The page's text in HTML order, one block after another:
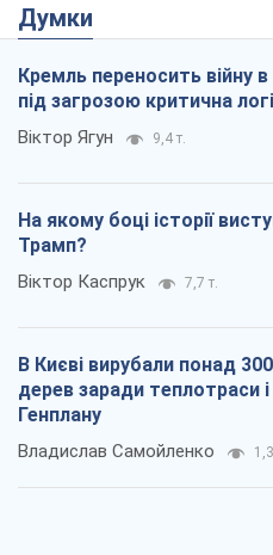
Думки
Кремль переносить війну
під загрозою критична
Віктор Ягун 9,4 т.
На якому боці історії
Трамп?
Віктор Каспрук 7,7 т.
В Києві вирубали понад
дерев заради теплотраси
Генплану
Владислав Самойленко